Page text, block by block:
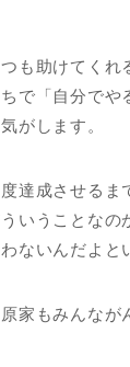
も助けてくれ
で「自分でや
がします。
達成させるま
いうことなの
ないんだよ
家もみんなが